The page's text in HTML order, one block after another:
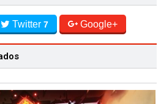
Twitter7 Google+